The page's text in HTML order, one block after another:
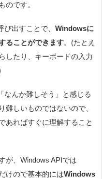
のです。
出すことで、 Windowsに
ることができます。(たとえ
したり、キーボードの入力
なんか難しそう」と感じる
難しいものではないので、
あればすぐに理解すること
が、Windows APIでは
けので基本的にはWindows